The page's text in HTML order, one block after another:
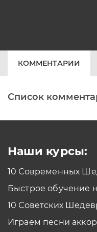
КОММЕНТАРИИ
Список
Наши курсы:
10 Современных
Быстрое обучение
10 Советских
Играем песни